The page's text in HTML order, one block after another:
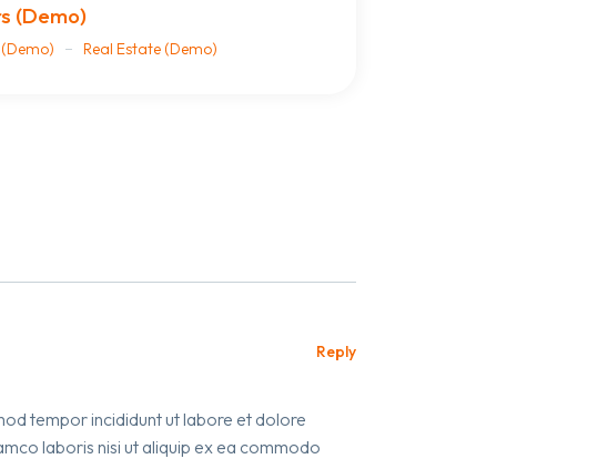
(Demo)
Real Estate (Demo)
Reply
tempor incididunt ut labore et dolore
laboris nisi ut aliquip ex ea commodo